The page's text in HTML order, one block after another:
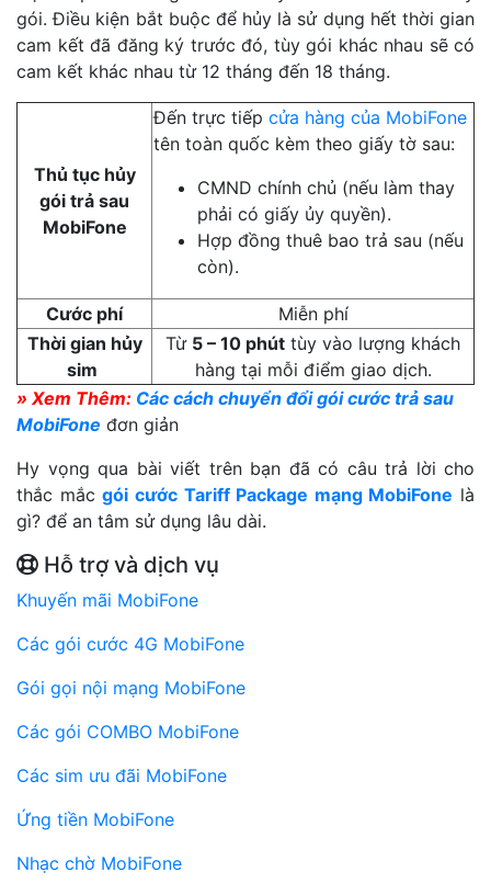
gói. Điều kiện bắt buộc để hủy là sử dụng hết thời gian
cam kết đã đăng ký trước đó, tùy gói khác nhau sẽ có
cam kết khác nhau từ 12 tháng đến 18 tháng.
Thủ tục hủy
gói trả sau
MobiFone
Đến trực tiếp cửa hàng của MobiFone
tên toàn quốc kèm theo giấy tờ sau:
CMND chính chủ (nếu làm thay
phải có giấy ủy quyền).
Hợp đồng thuê bao trả sau (nếu
còn).
Cước phí
Miễn phí
Thời gian hủy
sim
Từ 5 – 10 phút tùy vào lượng khách
hàng tại mỗi điểm giao dịch.
» Xem Thêm: Các cách chuyển đổi gói cước trả sau
MobiFone đơn giản
Hy vọng qua bài viết trên bạn đã có câu trả lời cho
thắc mắcgói cước Tariff Package mạng MobiFone là
gì? để an tâm sử dụng lâu dài.
Hỗ trợ và dịch vụ
Khuyến mãi MobiFone
Các gói cước 4G MobiFone
Gói gọi nội mạng MobiFone
Các gói COMBO MobiFone
Các sim ưu đãi MobiFone
Ứng tiền MobiFone
Nhạc chờ MobiFone